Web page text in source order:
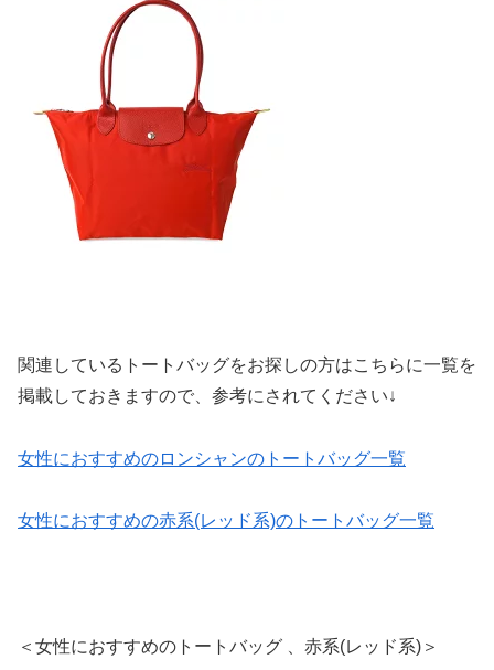
関連しているトートバッグをお探しの方はこちらに一覧を
掲載しておきますので、参考にされてください↓
女性におすすめのロンシャンのトートバッグ一覧
女性におすすめの赤系(レッド系)のトートバッグ一覧
＜女性におすすめのトートバッグ 、赤系(レッド系)＞